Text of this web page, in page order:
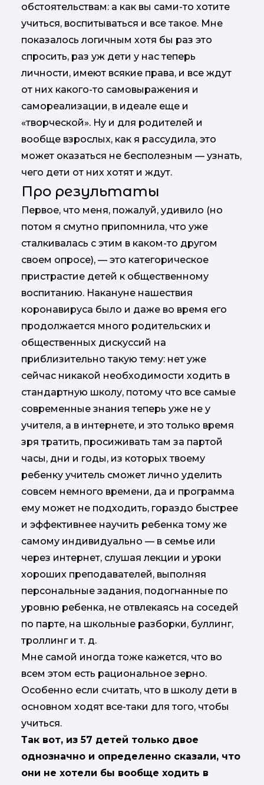
обстоятельствам: а как вы сами-то хотите
учиться, воспитываться и все такое. Мне
показалось логичным хотя бы раз это
спросить, раз уж дети у нас теперь
личности, имеют всякие права, и все ждут
от них какого-то самовыражения и
самореализации, в идеале еще и
«творческой». Ну и для родителей и
вообще взрослых, как я рассудила, это
может оказаться не бесполезным — узнать,
чего дети от них хотят и ждут.
Про результаты
Первое, что меня, пожалуй, удивило (но
потом я смутно припомнила, что уже
сталкивалась с этим в каком-то другом
своем опросе), — это категорическое
пристрастие детей к общественному
воспитанию. Накануне нашествия
коронавируса было и даже во время его
продолжается много родительских и
общественных дискуссий на
приблизительно такую тему: нет уже
сейчас никакой необходимости ходить в
стандартную школу, потому что все самые
современные знания теперь уже не у
учителя, а в интернете, и это только время
зря тратить, просиживать там за партой
часы, дни и годы, из которых твоему
ребенку учитель сможет лично уделить
совсем немного времени, да и программа
ему может не подходить, гораздо быстрее
и эффективнее научить ребенка тому же
самому индивидуально — в семье или
через интернет, слушая лекции и уроки
хороших преподавателей, выполняя
персональные задания, подогнанные по
уровню ребенка, не отвлекаясь на соседей
по парте, на школьные разборки, буллинг,
троллинг и т. д.
Мне самой иногда тоже кажется, что во
всем этом есть рациональное зерно.
Особенно если считать, что в школу дети в
основном ходят все-таки для того, чтобы
учиться.
Так вот, из 57 детей только двое
однозначно и определенно сказали, что
они не хотели бы вообще ходить в